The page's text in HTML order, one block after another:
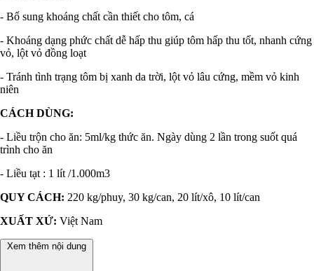
- Bổ sung khoáng chất cần thiết cho tôm, cá
- Khoáng dạng phức chất dễ hấp thu giúp tôm hấp thu tốt, nhanh cứng
vỏ, lột vỏ đồng loạt
- Tránh tình trạng tôm bị xanh da trời, lột vỏ lâu cứng, mềm vỏ kinh
niên
CÁCH DÙNG:
- Liều trộn cho ăn: 5ml/kg thức ăn. Ngày dùng 2 lần trong suốt quá
trình cho ăn
- Liều tạt : 1 lít /1.000m3
QUY CÁCH: 220 kg/phuy, 30 kg/can, 20 lít/xô, 10 lít/can
XUẤT XỨ: Việt Nam
Xem thêm nội dung